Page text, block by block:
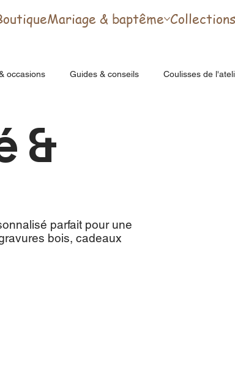
Mariage & baptême Collections
occasions Guides & conseils Coulisses de
&
parfait pour une
bois, cadeaux